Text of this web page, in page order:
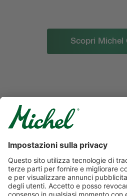
Scopri Michel
Protezione dei dati